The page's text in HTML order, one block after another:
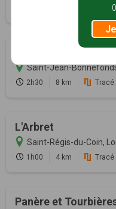
Saint-Jean-
2h30 8 km Tracé
L'Arbret
Saint-Régis-du-Coin,
1h00 4 km Tracé
Panère et